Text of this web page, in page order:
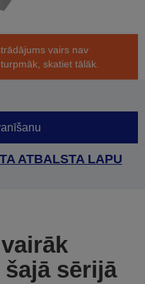
vairs nav
skatiet tālāk.
ATBALSTA LAPU
sērijā